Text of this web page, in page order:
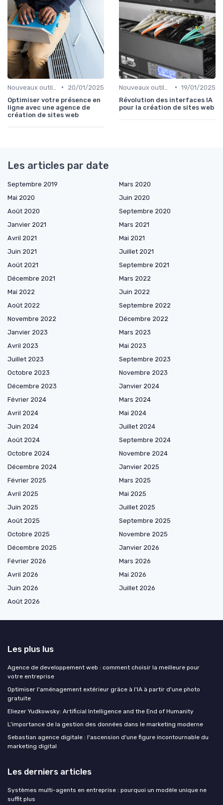
•
20/01/2025
Optimiser votre présence en
ligne avec une agence de
création de sites web
• 19/01/2025
Révolution des interfaces IA
pour la création de sites web
Les articles par date
Septembre 2019
Mars 2020
Mai 2020
Juin 2020
Août 2020
Septembre 2020
Janvier 2021
Mars 2021
Avril 2021
Mai 2021
Juin 2021
Juillet 2021
Août 2021
Septembre 2021
Décembre 2021
Mars 2022
Mai 2022
Juin 2022
Août 2022
Septembre 2022
Novembre 2022
Décembre 2022
Janvier 2023
Mars 2023
Avril 2023
Mai 2023
Juillet 2023
Septembre 2023
Octobre 2023
Novembre 2023
Décembre 2023
Janvier 2024
Février 2024
Mars 2024
Avril 2024
Mai 2024
Juin 2024
Juillet 2024
Août 2024
Septembre 2024
Octobre 2024
Novembre 2024
Décembre 2024
Janvier 2025
Février 2025
Mars 2025
Avril 2025
Mai 2025
Juin 2025
Juillet 2025
Août 2025
Septembre 2025
Octobre 2025
Novembre 2025
Décembre 2025
Janvier 2026
Février 2026
Mars 2026
Avril 2026
Mai 2026
Juin 2026
Juillet 2026
Août 2026
Les plus lus
Agence de developpement web : comment choisir la meilleure pour
votre entreprise
Optimiser l'aménagement extérieur grâce à l'IA à partir d'une photo
gratuite
Eliezer Yudkowsky: Artificial Intelligence and the End of Humanity
L'importance de la gestion des données dans le marketing moderne
Sebastian agence digitale : l'ascension d'une figure incontournable du
marketing digital
Les derniers articles
Systèmes multi-agents en entreprise : pourquoi un modèle unique ne
suffit plus